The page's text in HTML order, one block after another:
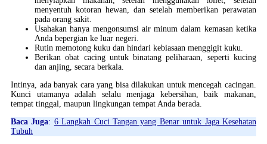
menyentuh kotoran hewan, dan setelah memberikan perawatan
pada orang sakit.
Usahakan hanya mengonsumsi air minum dalam kemasan ketika
Anda bepergian ke luar negeri.
Rutin memotong kuku dan hindari kebiasaan menggigit kuku.
Berikan obat cacing untuk binatang peliharaan, seperti kucing
dan anjing, secara berkala.
Intinya, ada banyak cara yang bisa dilakukan untuk mencegah cacingan.
Kunci utamanya adalah selalu menjaga kebersihan, baik makanan,
tempat tinggal, maupun lingkungan tempat Anda berada.
Baca Juga: 6 Langkah Cuci Tangan yang Benar untuk Jaga Kesehatan
Tubuh